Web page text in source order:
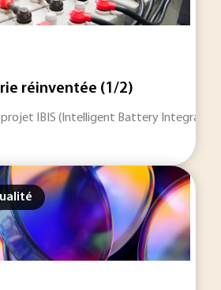
réinventée (1/2)
projet IBIS (Intelligent Battery